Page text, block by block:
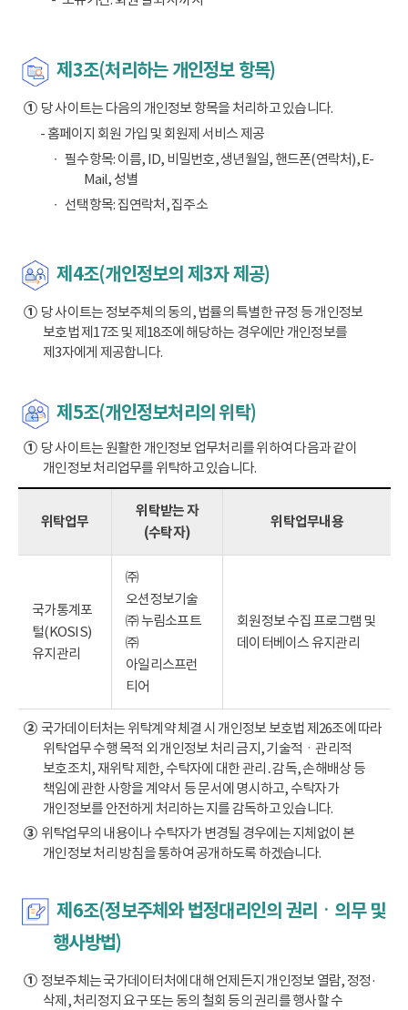
제3조(처리하는 개인정보 항목)
①당 사이트는 다음의 개인정보 항목을 처리하고 있습니다.
- 홈페이지 회원 가입 및 회원제 서비스 제공
필수항목: 이름, ID, 비밀번호, 생년월일, 핸드폰(연락처), E-
Mail, 성별
선택항목: 집연락처, 집주소
제4조(개인정보의 제3자 제공)
①당 사이트는 정보주체의 동의, 법률의 특별한 규정 등 개인정보
보호법 제17조 및 제18조에 해당하는 경우에만 개인정보를
제3자에게 제공합니다.
제5조(개인정보처리의 위탁)
①당 사이트는 원활한 개인정보 업무처리를 위하여 다음과 같이
개인정보 처리업무를 위탁하고 있습니다.
위탁업무
위탁받는 자
(수탁자)
위탁업무내용
국가통계포
털(KOSIS)
유지관리
㈜
오션정보기술
㈜ 누림소프트
㈜
아일리스프런
티어
회원정보 수집 프로그램 및
데이터베이스 유지관리
②국가데이터처는 위탁계약 체결 시 개인정보 보호법 제26조에 따라
위탁업무 수행 목적 외 개인정보 처리 금지, 기술적ㆍ관리적
보호조치, 재위탁 제한, 수탁자에 대한 관리․감독, 손해배상 등
책임에 관한 사항을 계약서 등 문서에 명시하고, 수탁자가
개인정보를 안전하게 처리하는 지를 감독하고 있습니다.
③위탁업무의 내용이나 수탁자가 변경될 경우에는 지체없이 본
개인정보 처리 방침을 통하여 공개하도록 하겠습니다.
제6조(정보주체와 법정대리인의 권리ㆍ의무 및
행사방법)
①정보주체는 국가데이터처에 대해 언제든지 개인정보 열람, 정정·
삭제, 처리정지 요구 또는 동의 철회 등의 권리를 행사할 수